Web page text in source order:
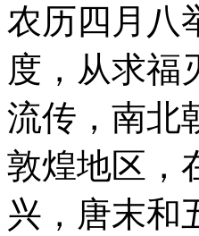
农历四月八
度，从求福
流传，南北
敦煌地区，
兴，唐末和